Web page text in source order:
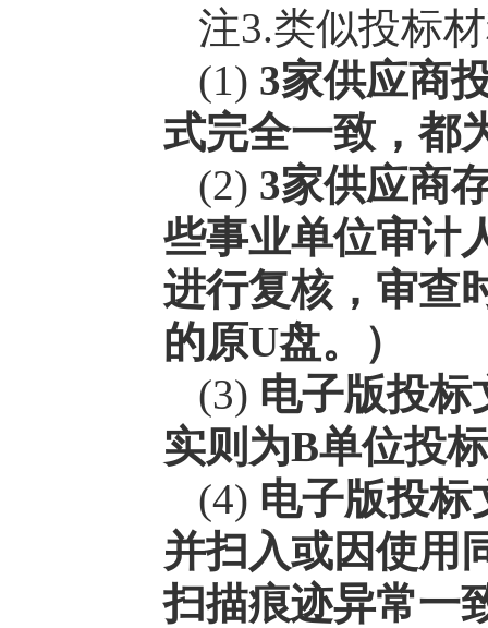
注3.类似投标
(1) 3家供应商
式完全一致，都
(2) 3家供应商
些事业单位审计
进行复核，审查
的原U盘。）
(3) 电子版投
实则为B单位投
(4) 电子版投标
并扫入或因使用
扫描痕迹异常一